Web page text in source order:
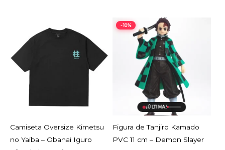
Camiseta Oversize Kimetsu
no Yaiba – Obanai Iguro
-10%
¡ÚLTIMA!
Figura de Tanjiro Kamado
PVC 11 cm – Demon Slayer
El
precio
original
era:
$11,99.
El
precio
actual
es:
$10,79.